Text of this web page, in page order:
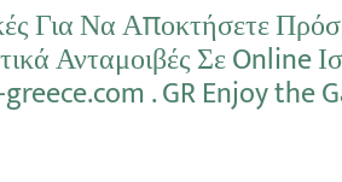
Για Να Αποκτήσετε
Ανταμοιβές Σε Online
. GR Enjoy the